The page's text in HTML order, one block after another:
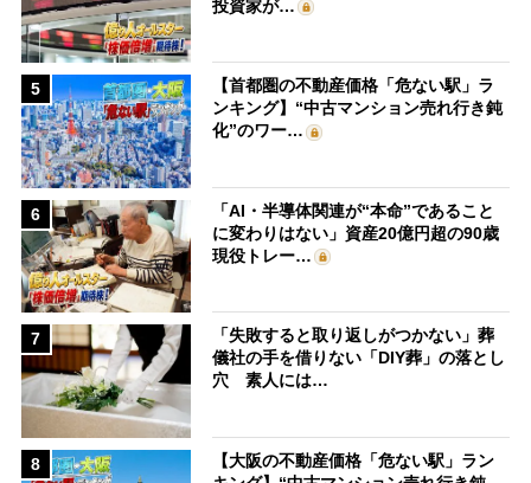
投資家が…
5
【首都圏の不動産価格「危ない駅」ラ
ンキング】“中古マンション売れ行き鈍
化”のワー…
6
「AI・半導体関連が“本命”であること
に変わりはない」資産20億円超の90歳
現役トレー…
7
「失敗すると取り返しがつかない」葬
儀社の手を借りない「DIY葬」の落とし
穴 素人には…
8
【大阪の不動産価格「危ない駅」ラン